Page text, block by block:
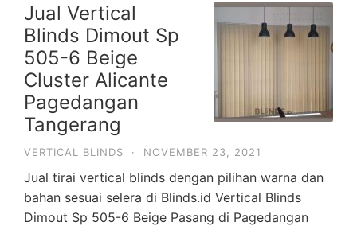
Jual Vertical
Blinds Dimout Sp
505-6 Beige
Cluster Alicante
Pagedangan
Tangerang
VERTICAL BLINDS · NOVEMBER 23, 2021
Jual tirai vertical blinds dengan pilihan warna dan
bahan sesuai selera di Blinds.id Vertical Blinds
Dimout Sp 505-6 Beige Pasang di Pagedangan